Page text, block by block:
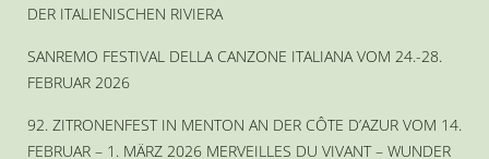
DER ITALIENISCHEN RIVIERA
SANREMO FESTIVAL DELLA CANZONE ITALIANA VOM 24.-28.
FEBRUAR 2026
92. ZITRONENFEST IN MENTON AN DER CÔTE D’AZUR VOM 14.
FEBRUAR – 1. MÄRZ 2026 MERVEILLES DU VIVANT – WUNDER